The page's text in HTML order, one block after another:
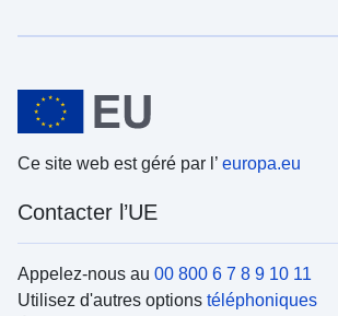
Ce site web est géré par l’ europa.eu
Contacter l’UE
Appelez-nous au 00 800 6 7 8 9 10 11
Utilisez d'autres options téléphoniques